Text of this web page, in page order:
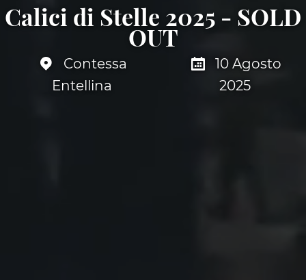
Calici di Stelle 2025 - SOLD
OUT
Contessa
Entellina
10 Agosto
2025